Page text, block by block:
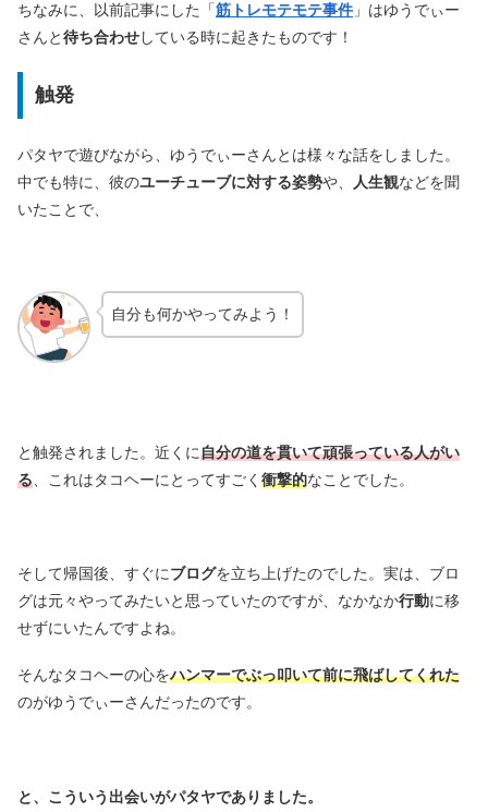
ちなみに、以前記事にした「筋トレモテモテ事件 」はゆうでぃー
さんと待ち合わせしている時に起きたものです！
触発
パタヤで遊びながら、ゆうでぃーさんとは様々な話をしました。
中でも特に、彼のユーチューブに対する姿勢や、 人生観などを聞
いたことで、
自分も何かやってみよう！
と触発されました。近くに自分の道を貫いて頑張っている人がい
る 、これはタコヘーにとってすごく 衝撃的なことでした。
そして帰国後、すぐにブログを立ち上げたのでした。実は、ブロ
グは元々やってみたいと思っていたのですが、なかなか行動に移
せずにいたんですよね。
そんなタコヘーの心をハンマーでぶっ叩いて前に飛ばしてくれた
のがゆうでぃーさんだったのです。
と、こういう出会いがパタヤでありました。